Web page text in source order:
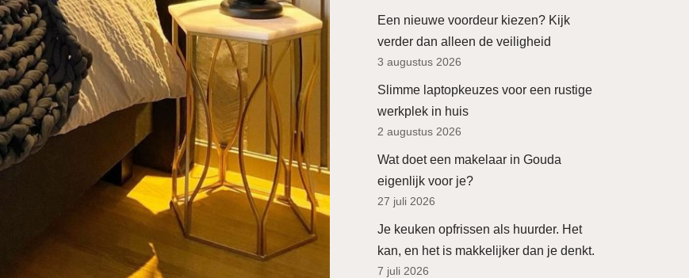
Een nieuwe voordeur kiezen? Kijk
verder dan alleen de veiligheid
3 augustus 2026
Slimme laptopkeuzes voor een rustige
werkplek in huis
2 augustus 2026
Wat doet een makelaar in Gouda
eigenlijk voor je?
27 juli 2026
Je keuken opfrissen als huurder. Het
kan, en het is makkelijker dan je denkt.
7 juli 2026